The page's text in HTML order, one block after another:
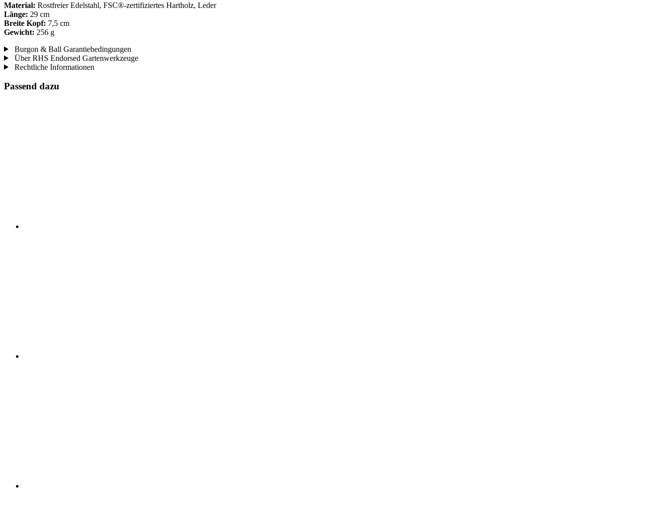
Material: Rostfreier Edelstahl, FSC®-zertifiziertes Hartholz, Leder
Länge: 29 cm
Breite Kopf: 7,5 cm
Gewicht: 256 g
Burgon & Ball Garantiebedingungen
Über RHS Endorsed Gartenwerkzeuge
Rechtliche Informationen
Passend dazu